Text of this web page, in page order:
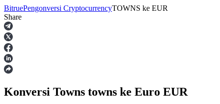
Berjangka
BitruePengonversi CryptocurrencyTOWNS ke EUR
Share
Konversi Towns towns ke Euro EUR